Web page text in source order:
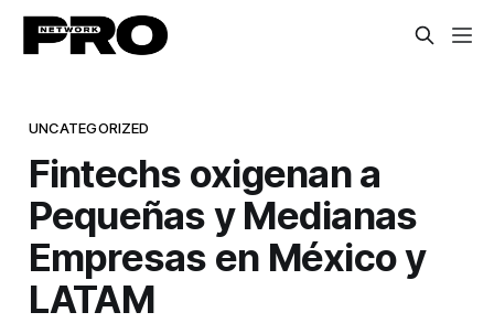
UNCATEGORIZED
Fintechs oxigenan a
Pequeñas y Medianas
Empresas en México y
LATAM